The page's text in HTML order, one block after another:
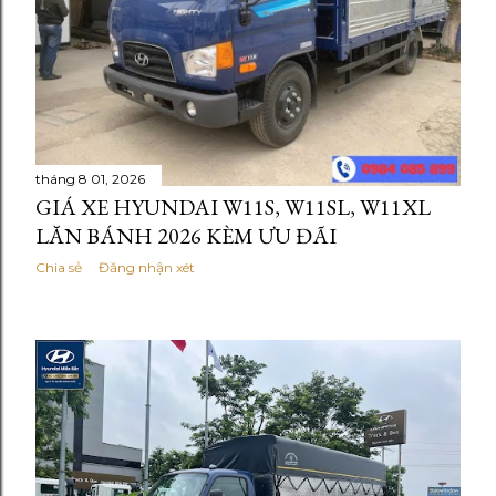
tháng 8 01, 2026
GIÁ XE HYUNDAI W11S, W11SL, W11XL
LĂN BÁNH 2026 KÈM ƯU ĐÃI
Chia sẻ Đăng nhận xét